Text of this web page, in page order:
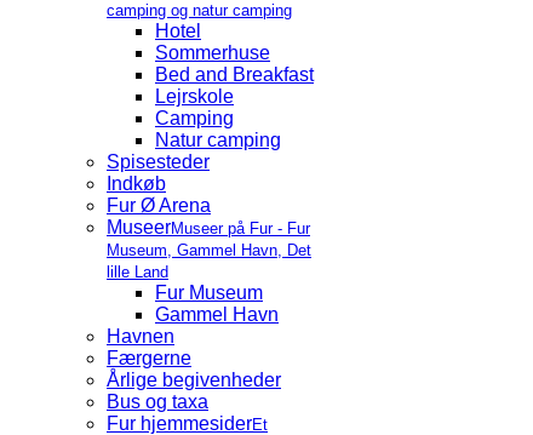
camping og natur camping
Hotel
Sommerhuse
Bed and Breakfast
Lejrskole
Camping
Natur camping
Spisesteder
Indkøb
Fur Ø Arena
MuseerMuseer på Fur - Fur
Museum, Gammel Havn, Det
lille Land
Fur Museum
Gammel Havn
Havnen
Færgerne
Årlige begivenheder
Bus og taxa
Fur hjemmesiderEt